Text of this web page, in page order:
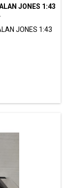
JONES 1:43
JONES 1:43